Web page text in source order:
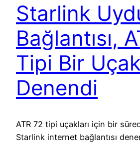
Starlink
Bağlantısı,
Tipi Bir
Denendi
ATR 72 tipi uçakları için bir
Starlink internet bağlantısı